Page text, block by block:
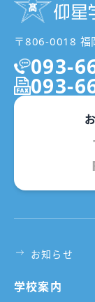
〒806-0018 福
093-
093-
お知らせ
学校案内